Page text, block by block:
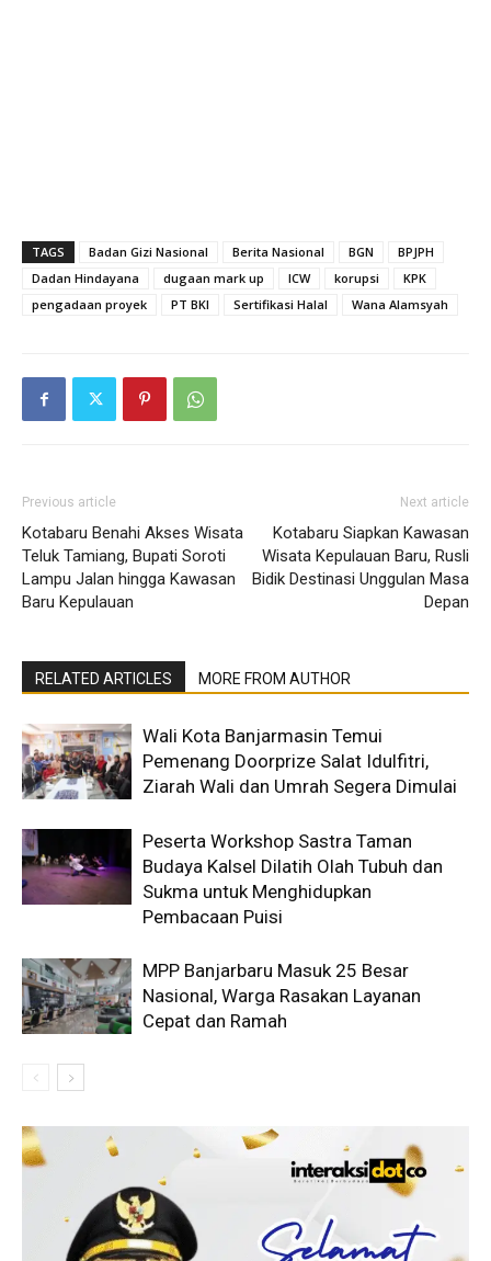
TAGS Badan Gizi Nasional Berita Nasional BGN
BPJPH
Dadan Hindayana
dugaan mark up ICW korupsi
KPK
pengadaan proyek
PT BKI Sertifikasi Halal Wana Alamsyah
Previous article
Kotabaru Benahi Akses Wisata
Teluk Tamiang, Bupati Soroti
Lampu Jalan hingga Kawasan
Baru Kepulauan
Next article
Kotabaru Siapkan Kawasan
Wisata Kepulauan Baru, Rusli
Bidik Destinasi Unggulan Masa
Depan
RELATED ARTICLES MORE FROM AUTHOR
Wali Kota Banjarmasin Temui
Pemenang Doorprize Salat Idulfitri,
Ziarah Wali dan Umrah Segera Dimulai
Peserta Workshop Sastra Taman
Budaya Kalsel Dilatih Olah Tubuh dan
Sukma untuk Menghidupkan
Pembacaan Puisi
MPP Banjarbaru Masuk 25 Besar
Nasional, Warga Rasakan Layanan
Cepat dan Ramah